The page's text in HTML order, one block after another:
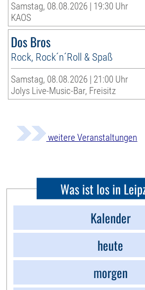
Samstag, 08.08.2026 | 19:30 Uhr
KAOS
Dos Bros
Rock, Rock´n´Roll & Spaß
Samstag, 08.08.2026 | 21:00 Uhr
Jolys Live-Music-Bar, Freisitz
weitere Veranstaltungen
Was ist los in
Kalender
heute
morgen